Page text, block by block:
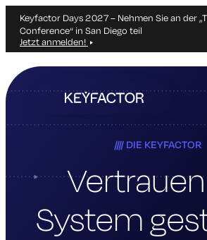
Keyfactor Days 2027 – Nehmen Sie an der
Conference“ in San Diego teil
Jetzt anmelden!
Hauptinhalt
springen
DIE KEYFACTOR
System